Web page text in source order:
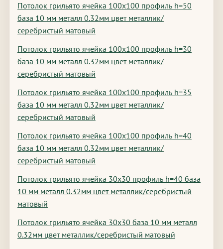
Потолок грильято ячейка 100х100 профиль h=50
база 10 мм металл 0.32мм цвет металлик/
серебристый матовый
Потолок грильято ячейка 100х100 профиль h=30
база 10 мм металл 0.32мм цвет металлик/
серебристый матовый
Потолок грильято ячейка 100х100 профиль h=35
база 10 мм металл 0.32мм цвет металлик/
серебристый матовый
Потолок грильято ячейка 100х100 профиль h=40
база 10 мм металл 0.32мм цвет металлик/
серебристый матовый
Потолок грильято ячейка 30х30 профиль h=40 база
10 мм металл 0.32мм цвет металлик/серебристый
матовый
Потолок грильято ячейка 30х30 база 10 мм металл
0.32мм цвет металлик/серебристый матовый